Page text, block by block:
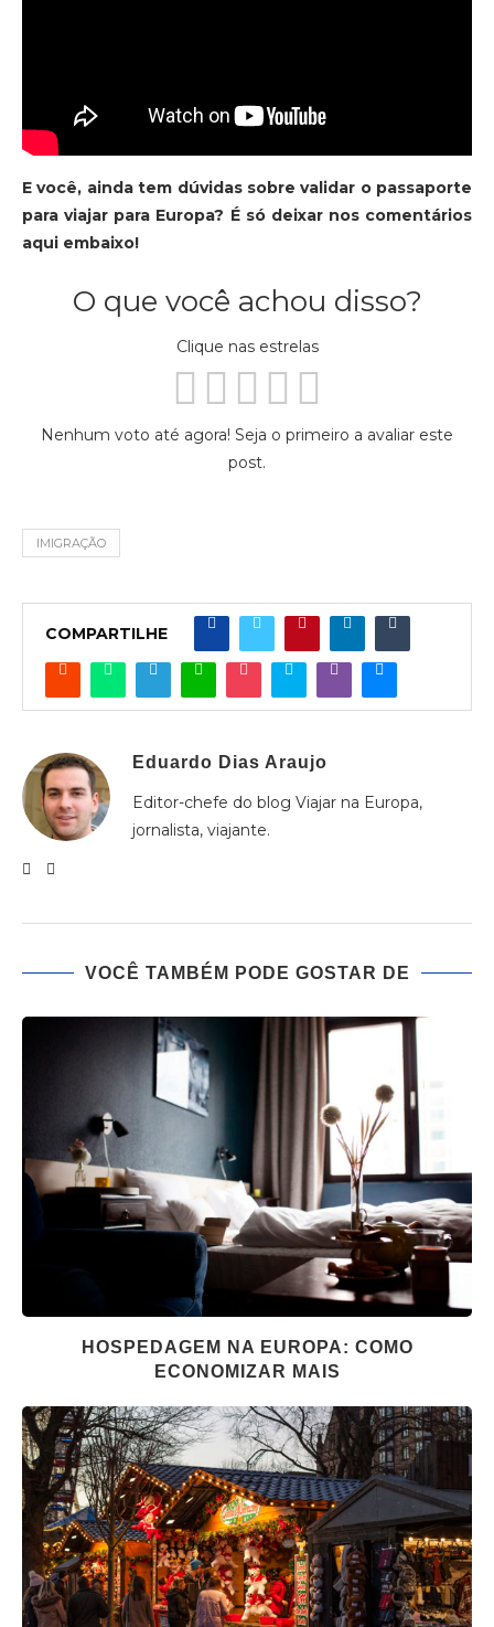
E você, ainda tem dúvidas sobre validar o passaporte
para viajar para Europa? É só deixar nos comentários
aqui embaixo!
O que você achou disso?
Clique nas estrelas
Nenhum voto até agora! Seja o primeiro a avaliar este
post.
IMIGRAÇÃO
COMPARTILHE
Eduardo Dias Araujo
Editor-chefe do blog Viajar na Europa,
jornalista, viajante.
VOCÊ TAMBÉM PODE GOSTAR DE
HOSPEDAGEM NA EUROPA: COMO
ECONOMIZAR MAIS